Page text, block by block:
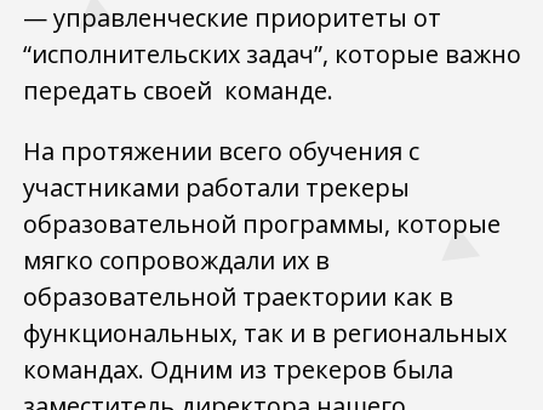
— управленческие приоритеты от
“исполнительских задач”, которые важно
передать своей команде.
На протяжении всего обучения с
участниками работали трекеры
образовательной программы, которые
мягко сопровождали их в
образовательной траектории как в
функциональных, так и в региональных
командах. Одним из трекеров была